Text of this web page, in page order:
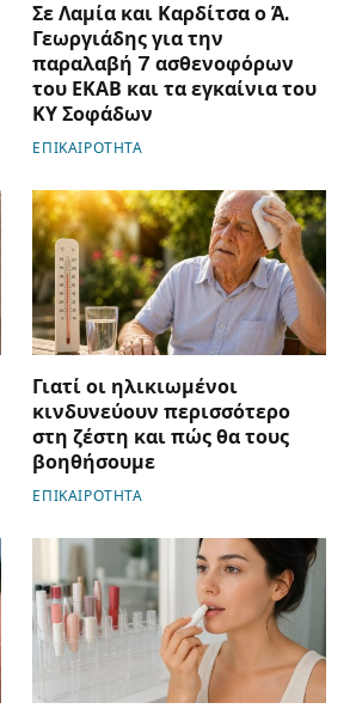
Σε Λαμία και Καρδίτσα ο Ά.
Γεωργιάδης για την
παραλαβή 7 ασθενοφόρων
του ΕΚΑΒ και τα εγκαίνια του
ΚΥ Σοφάδων
ΕΠΙΚΑΙΡΟΤΗΤΑ
Γιατί οι ηλικιωμένοι
κινδυνεύουν περισσότερο
στη ζέστη και πώς θα τους
βοηθήσουμε
ΕΠΙΚΑΙΡΟΤΗΤΑ